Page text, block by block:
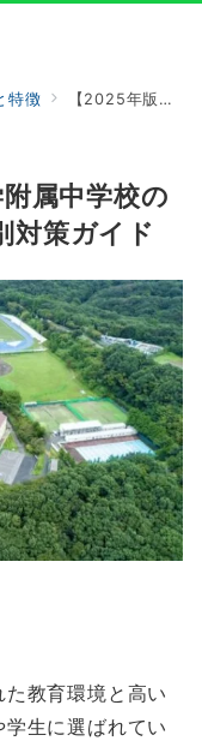
特徴 【2025年版】神奈川大学附属中学校の入試傾向と攻略法！科目別対策ガイド
属中学校の
対策ガイド
教育環境と高い
生に選ばれてい